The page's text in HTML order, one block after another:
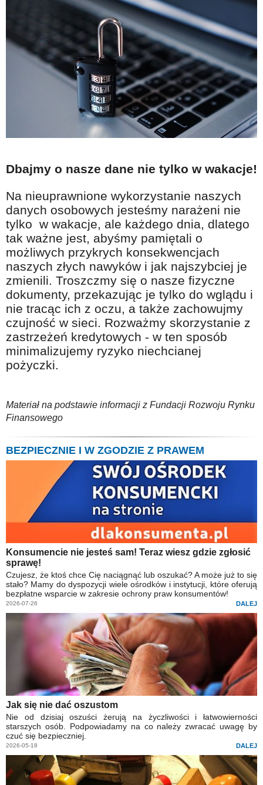
Dbajmy o nasze dane nie tylko w wakacje!
Na nieuprawnione wykorzystanie naszych
danych osobowych jesteśmy narażeni nie
tylko w wakacje, ale każdego dnia, dlatego
tak ważne jest, abyśmy pamiętali o
możliwych przykrych konsekwencjach
naszych złych nawyków i jak najszybciej je
zmienili. Troszczmy się o nasze fizyczne
dokumenty, przekazując je tylko do wglądu i
nie tracąc ich z oczu, a także zachowujmy
czujność w sieci. Rozważmy skorzystanie z
zastrzeżeń kredytowych - w ten sposób
minimalizujemy ryzyko niechcianej
pożyczki.
Materiał na podstawie informacji z Fundacji Rozwoju Rynku
Finansowego
BEZPIECZNIE I W ZGODZIE Z PRAWEM
Konsumencie nie jesteś sam! Teraz wiesz gdzie zgłosić
sprawę!
Czujesz, że ktoś chce Cię naciągnąć lub oszukać? A może już to się
stało? Mamy do dyspozycji wiele ośrodków i instytucji, które oferują
bezpłatne wsparcie w zakresie ochrony praw konsumentów!
2026-07-26 DALEJ
Jak się nie dać oszustom
Nie od dzisiaj oszuści żerują na życzliwości i łatwowierności
starszych osób. Podpowiadamy na co należy zwracać uwagę by
czuć się bezpieczniej.
2026-05-18 DALEJ